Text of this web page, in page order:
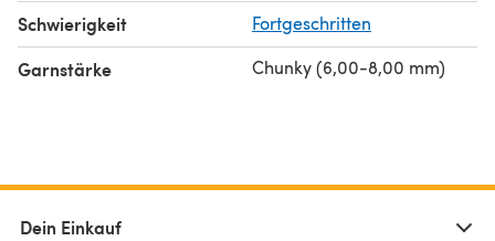
Schwierigkeit Fortgeschritten
Garnstärke Chunky (6,00-8,00 mm)
Dein Einkauf